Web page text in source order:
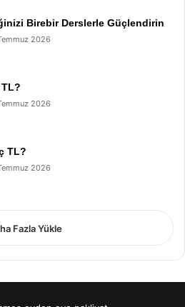
Birebir Derslerle Güçlendirin
2026
2026
TL?
2026
Fazla Yükle